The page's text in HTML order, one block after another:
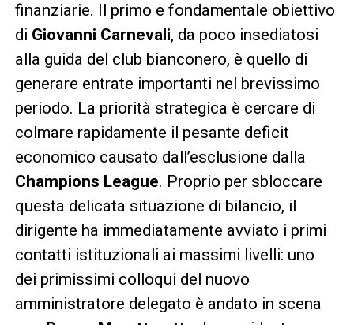
finanziarie. Il primo e fondamentale obiettivo
di Giovanni Carnevali, da poco insediatosi
alla guida del club bianconero, è quello di
generare entrate importanti nel brevissimo
periodo. La priorità strategica è cercare di
colmare rapidamente il pesante deficit
economico causato dall’esclusione dalla
Champions League. Proprio per sbloccare
questa delicata situazione di bilancio, il
dirigente ha immediatamente avviato i primi
contatti istituzionali ai massimi livelli: uno
dei primissimi colloqui del nuovo
amministratore delegato è andato in scena